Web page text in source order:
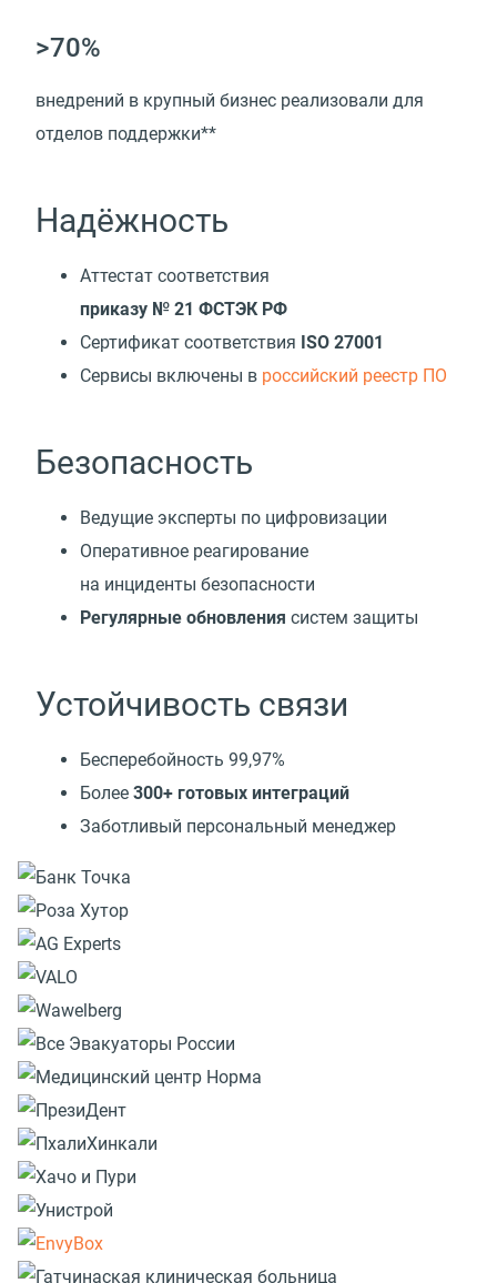
>70%
внедрений в крупный бизнес реализовали для
отделов поддержки**
Надёжность
Аттестат соответствия
приказу № 21 ФСТЭК РФ
Сертификат соответствия ISO 27001
Cервисы включены в российский реестр ПО
Безопасность
Ведущие эксперты по цифровизации
Оперативное реагирование
на инциденты безопасности
Регулярные обновления систем защиты
Устойчивость связи
Бесперебойность 99,97%
Более 300+ готовых интеграций
Заботливый персональный менеджер